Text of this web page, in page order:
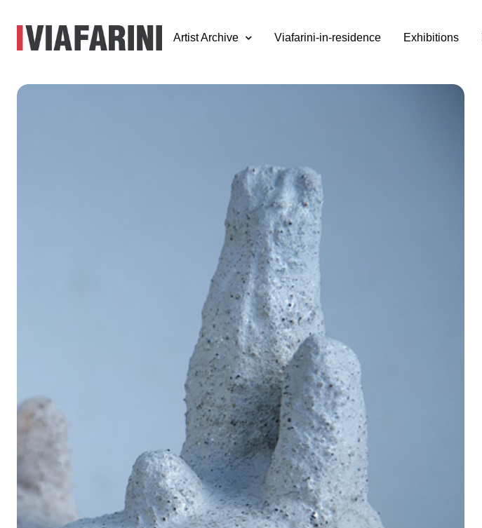
Artist Archive Viafarini-in-residence Exhibitions
Con il termine Bunker si allude ad un fortino, a un deposito, a una fortificazione
difensiva, ma un bunker è anche una postazione dedicati al coordinamento e alle
riunioni, un insieme di più apparati da usarsi come archivio e scorta di generi di
prima necessità nell'eventualità di soggiorni prolungati. Il bunker di
tutto questo ma anche altro, è uno spazio di decompressione, un laboratorio
all'attivo, un luogo isolato ma anche di passaggio, una scatola ricavata da file e file
di faldoni nei quali sono riposte storie ed elaborati di molteplici artisti.
All'interno del suo studio/laboratorio l'artista ha portato avanti diversi progetti nei
tre mesi di residenza, sarà così possibile esplorare vari temi legati alla ricerca
dell'artista. Il progetto principale al quale Sacha ha lavorato in residenza è
KLASTOS:
L'indagine del progetto vuole catalizzare l'attenzione sul concetto dei
comportamenti emergenti. Un comportamento o proprietà emergente si attua,
quando un numero di entità semplici (agenti) operano in un ambiente, dando
origine a comportamenti più complessi in quanto collettività. Klastos vuole mettere
in relazione i comportamenti emergenti che avvengono in ambienti sociali con i
comportamenti emergenti che avvengono attraverso il movimento molecolare delle